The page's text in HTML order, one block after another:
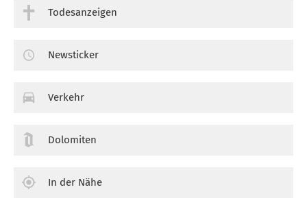
Todesanzeigen
Newsticker
Verkehr
Dolomiten
In der Nähe